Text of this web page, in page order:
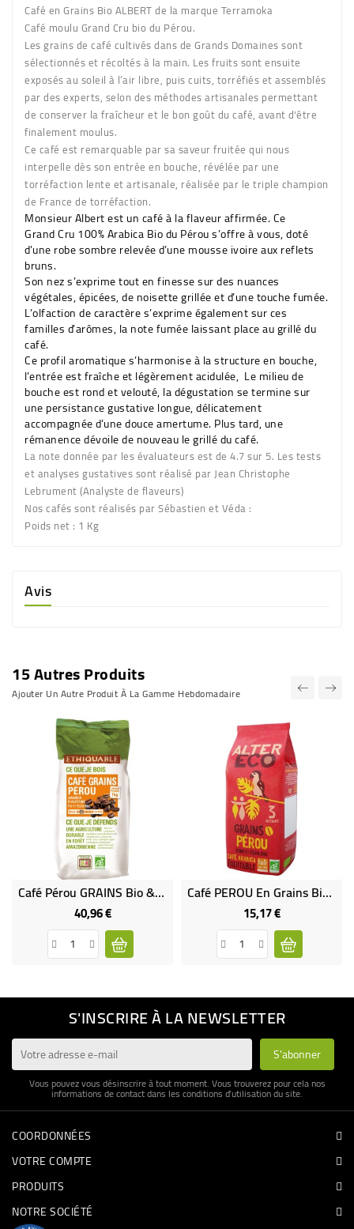
Café en Grains Bio ALBERT de la marque Terramoka
Café moulu Grand Cru bio du Pérou.
Les grains de café cultivés dans de Grands Domaines sont
sélectionnés et récoltés à la main. Les fruits sont ensuite
exposés au soleil à l’air libre, puis cuits, torréfiés et assemblés
par des experts, selon des méthodes artisanales permettant
de conserver la fraîcheur et le bon goût du café, avant d'être
finalement moulus.
Ce café est remarquable par sa saveur fruitée qui nous
interpelle dès son entrée en bouche, révélée par une
torréfaction lente et artisanale, réalisée par le triple champion
de France de torréfaction.
Monsieur Albert est un café à la flaveur affirmée. Ce
Grand Cru 100% Arabica Bio du Pérou s’offre à vous, doté
d’une robe sombre relevée d’une mousse ivoire aux reflets
bruns.
Son nez s’exprime tout en finesse sur des nuances
végétales, épicées, de noisette grillée et d’une touche fumée.
L’olfaction de caractère s’exprime également sur ces
familles d’arômes, la note fumée laissant place au grillé du
café.
Ce profil aromatique s’harmonise à la structure en bouche,
l’entrée est fraîche et légèrement acidulée, Le milieu de
bouche est rond et velouté, la dégustation se termine sur
une persistance gustative longue, délicatement
accompagnée d’une douce amertume. Plus tard, une
rémanence dévoile de nouveau le grillé du café.
La note donnée par les évaluateurs est de 4.7 sur 5. Les tests
et analyses gustatives sont réalisé par Jean Christophe
Lebrument (Analyste de flaveurs)
Nos cafés sont réalisés par Sébastien et Véda :
Poids net : 1 Kg
Avis
15 Autres Produits
Ajouter Un Autre Produit À La Gamme Hebdomadaire
Café Pérou GRAINS Bio & Équitable 1 Kg
40,96 €Prix
Café PEROU En Grains Bio Et Équitable 500 G
15,17 €Prix
S'INSCRIRE À LA NEWSLETTER
Vous pouvez vous désinscrire à tout moment. Vous trouverez pour cela nos
informations de contact dans les conditions d'utilisation du site.
COORDONNÉES
VOTRE COMPTE
PRODUITS
NOTRE SOCIÉTÉ